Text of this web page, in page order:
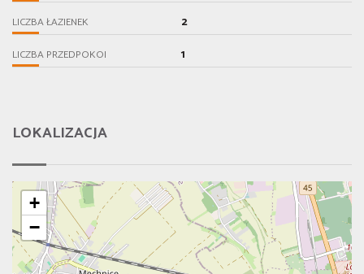
LICZBA ŁAZIENEK 2
LICZBA PRZEDPOKOI 1
LOKALIZACJA
+
−